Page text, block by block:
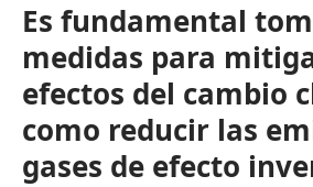
Es fundamental
medidas para
efectos del cambio
como reducir las
gases de efecto